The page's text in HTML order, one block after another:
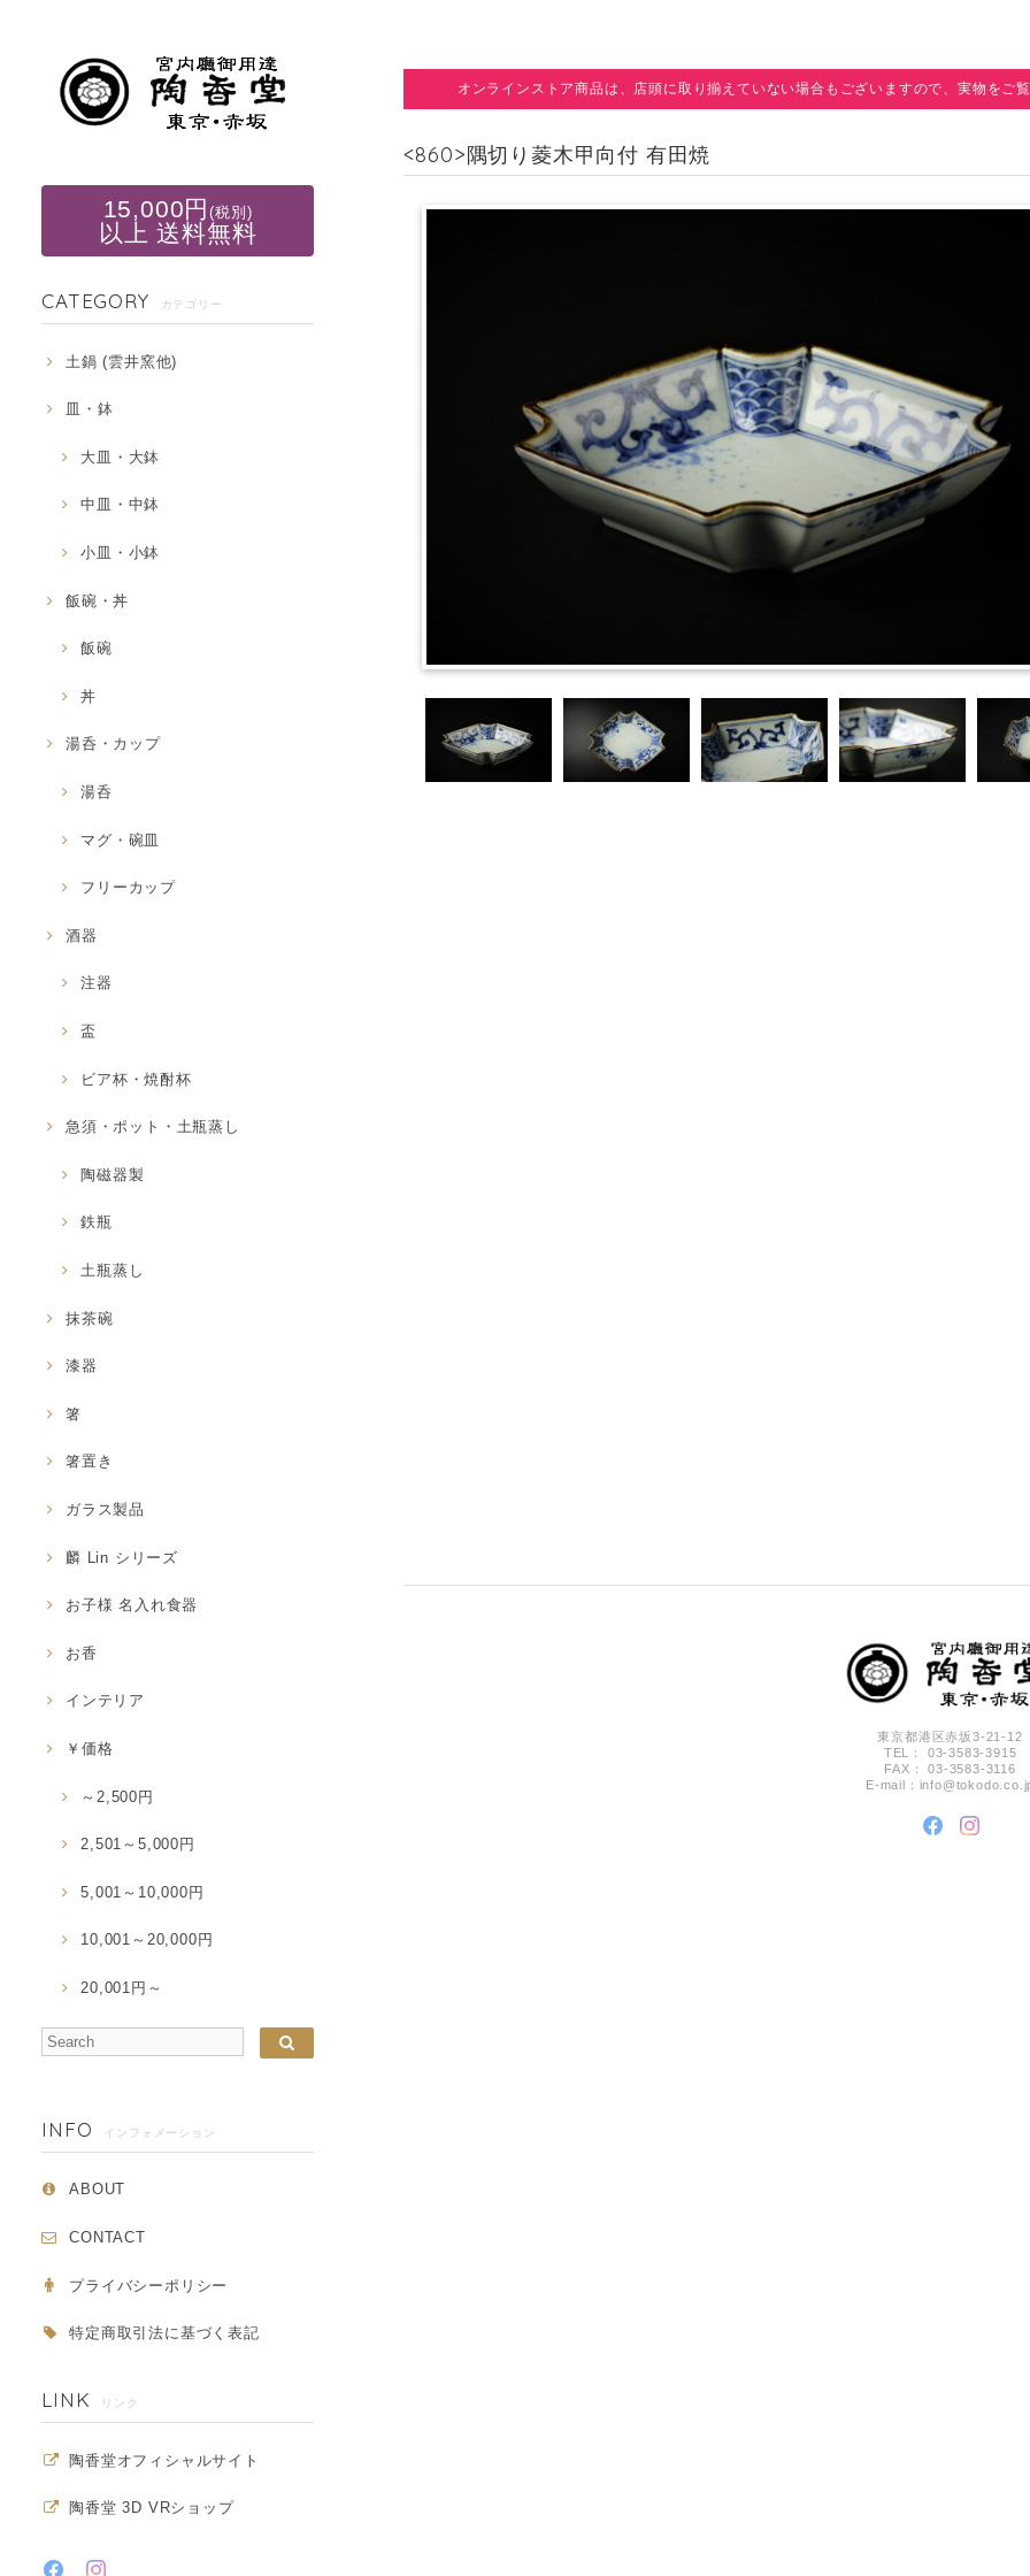
15,000円(税別)
以上 送料無料
CATEGORY カテゴリー
土鍋 (雲井窯他)
皿・鉢
大皿・大鉢
中皿・中鉢
小皿・小鉢
飯碗・丼
飯碗
丼
湯呑・カップ
湯呑
マグ・碗皿
フリーカップ
酒器
注器
盃
ビア杯・焼酎杯
急須・ポット・土瓶蒸し
陶磁器製
鉄瓶
土瓶蒸し
抹茶碗
漆器
箸
箸置き
ガラス製品
麟 Lin シリーズ
お子様 名入れ食器
お香
インテリア
￥価格
～2,500円
2,501～5,000円
5,001～10,000円
10,001～20,000円
20,001円～
INFO インフォメーション
ABOUT
CONTACT
プライバシーポリシー
特定商取引法に基づく表記
LINK リンク
陶香堂オフィシャルサイト
陶香堂 3D VRショップ
オンラインストア商品は、店頭に取り揃えていない場合もございますので、実物をご
<860>隅切り菱木甲向付 有田焼
東京都港区赤坂3-21-12
TEL： 03-3583-3915
FAX： 03-3583-3116
E-mail：